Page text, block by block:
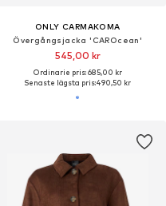
ONLY CARMAKOMA
Övergångsjacka 'CAROcean'
545,00 kr
Ordinarie pris: 685,00 kr
Senaste lägsta pris:490,50 kr